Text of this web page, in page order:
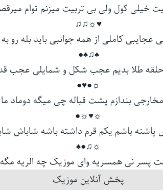
ﻛﻮل وﻟﻰ ﺑﻰ ﺗﺮﺑﻴﺖ ﻣﻴﺰﻧﻢ ﺗﻮام
♥☼♫♫
ﻛﺎﻣﻠﻰ از ﻫﻤﻪ ﺟﻮاﻧﺒﻰ ﺑﺎﻳﺪ ﺑﻠﻪ رو
♠♫♠●
ﻃﻠﺎ ﺑﺪﻳﻢ ﻋﺠﺐ ﺷﻜﻞ و ﺷﻤﺎﻳﻠﻰ ﻋﺠﺐ ﻗﺪ
☼●♥●
ﺑﻨﺪازم ﭘﺸﺖ ﻗﺒﺎﻟﻪ ﭼﻰ ﻣﻴﮕﻪ دوﻣﺎد ﻣﺎ
☼♥☼●
ﺑﺎﺷﻢ ﻳﻜﻢ ﻗﺮم داﺷﺘﻪ ﺑﺎﺷﻪ ﺷﺎﺑﺎش
☼♫●♠
ﭘﺴﺮ ﻧﻰ ﻫﻤﺴﺮﻳﻪ وای ﻣﻮزﻳﮏ ﭼﻪ اﻟﺮﻳﻪ
پخش آنلاین موزیک